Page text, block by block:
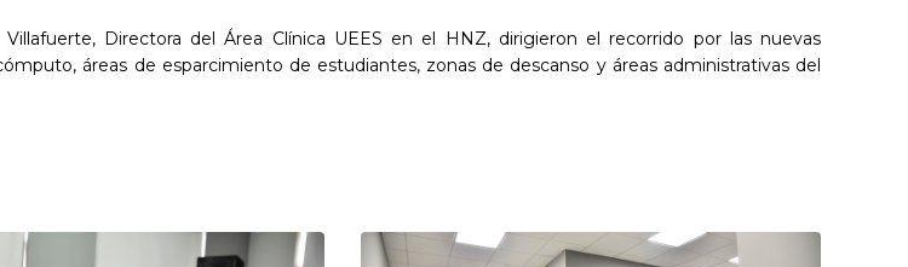
Directora del Área Clínica UEES en el HNZ, dirigieron el recorrido por las nuevas
áreas de esparcimiento de estudiantes, zonas de descanso y áreas administrativas del